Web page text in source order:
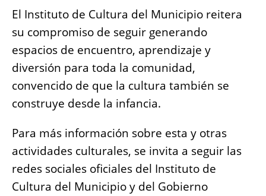
El Instituto de Cultura del Municipio reitera
su compromiso de seguir generando
espacios de encuentro, aprendizaje y
diversión para toda la comunidad,
convencido de que la cultura también se
construye desde la infancia.
Para más información sobre esta y otras
actividades culturales, se invita a seguir las
redes sociales oficiales del Instituto de
Cultura del Municipio y del Gobierno